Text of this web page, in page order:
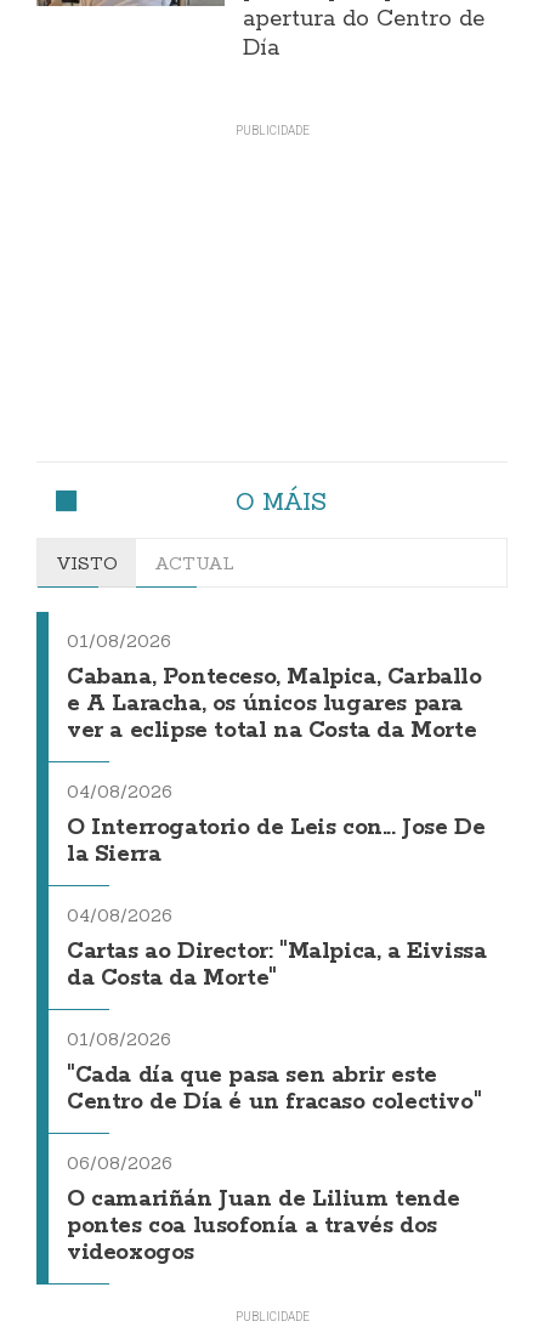
apertura do Centro de
Día
O MÁIS
VISTO ACTUAL
01/08/2026
Cabana, Ponteceso, Malpica, Carballo
e A Laracha, os únicos lugares para
ver a eclipse total na Costa da Morte
04/08/2026
O Interrogatorio de Leis con... Jose De
la Sierra
04/08/2026
Cartas ao Director: "Malpica, a Eivissa
da Costa da Morte"
01/08/2026
"Cada día que pasa sen abrir este
Centro de Día é un fracaso colectivo"
06/08/2026
O camariñán Juan de Lilium tende
pontes coa lusofonía a través dos
videoxogos